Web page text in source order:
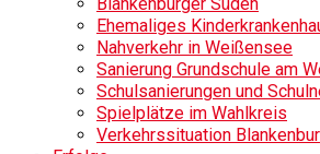
Ehemaliges
Nahverkehr in Weißensee
Sanierung Grundschule am
Schulsanierungen und
Spielplätze im Wahlkreis
Verkehrssituation